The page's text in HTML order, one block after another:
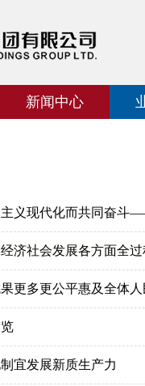
新闻中心
义现代化而共同奋斗
济社会发展各方面全
更多更公平惠及全体
宜发展新质生产力